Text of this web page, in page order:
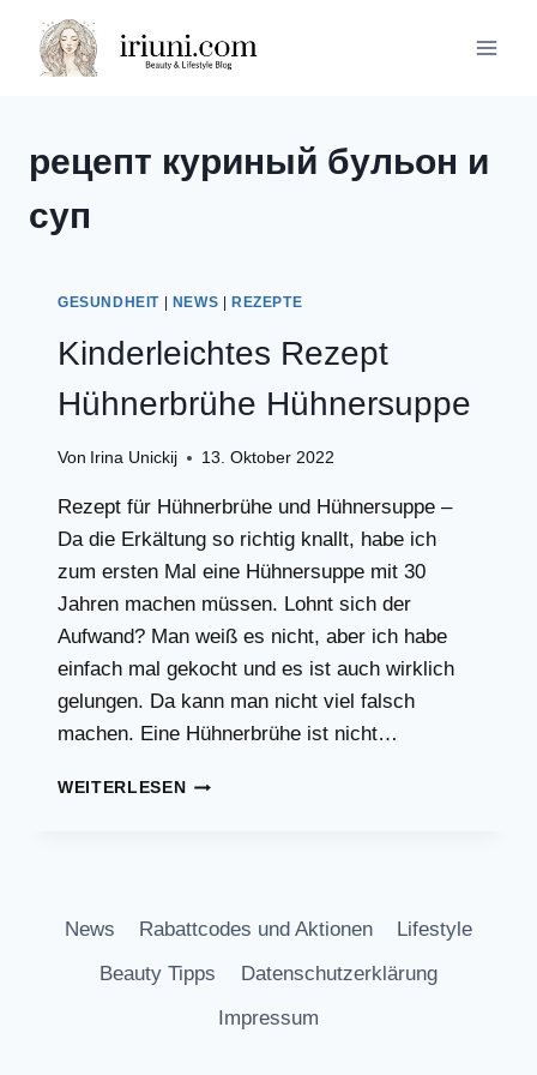
Inhalt
springen
рецепт куриный бульон и
суп
GESUNDHEIT| NEWS REZEPTE
Kinderleichtes Rezept
Hühnerbrühe Hühnersuppe
Von Irina Unickij 13. Oktober 2022
Rezept für Hühnerbrühe und Hühnersuppe –
Da die Erkältung so richtig knallt, habe ich
zum ersten Mal eine Hühnersuppe mit 30
Jahren machen müssen. Lohnt sich der
Aufwand? Man weiß es nicht, aber ich habe
einfach mal gekocht und es ist auch wirklich
gelungen. Da kann man nicht viel falsch
machen. Eine Hühnerbrühe ist nicht…
WEITERLESENKINDERLEICHTES
News Rabattcodes und Aktionen
Lifestyle
Beauty Tipps
Datenschutzerklärung
Impressum